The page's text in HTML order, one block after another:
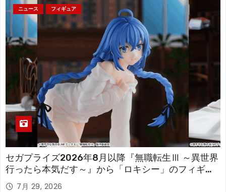
ニュース フィギュア
セガプライズ2026年8月以降『無職転生Ⅲ ～異世界
行ったら本気だす～』から「ロキシー」のフィギュ
アが登場！
7月 29, 2026